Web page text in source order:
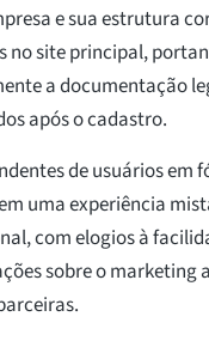
e sua estrutura
site principal,
a documentação
após o cadastro.
de usuários em
uma experiência
com elogios à
sobre o marketing